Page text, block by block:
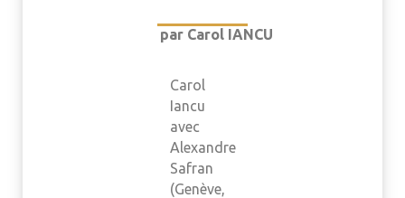
par Carol IANCU
Carol
Iancu
avec
Alexandre
Safran
(Genève,